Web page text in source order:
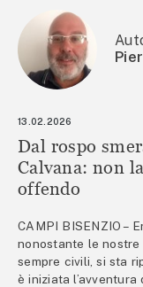
13.02.2026
Dal rospo
Calvana: non
offendo
CAMPI BISENZIO –
nonostante le nostre
sempre civili, si sta
è iniziata